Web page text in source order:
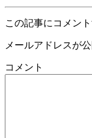
この記事にコメン
メールアドレスが
コメント